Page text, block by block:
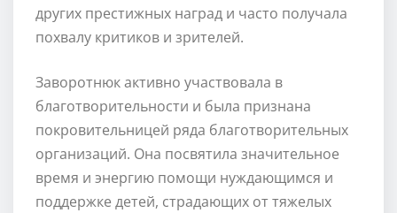
других престижных наград и часто получала
похвалу критиков и зрителей.
Заворотнюк активно участвовала в
благотворительности и была признана
покровительницей ряда благотворительных
организаций. Она посвятила значительное
время и энергию помощи нуждающимся и
поддержке детей, страдающих от тяжелых